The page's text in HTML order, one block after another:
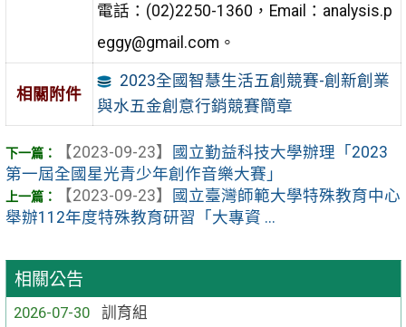
相關公告
2026-07-30
訓育組
電話：(02)2250-1360，Email：analysis.p
eggy@gmail.com。
相關附件
2023全國智慧生活五創競賽-創新創業
與水五金創意行銷競賽簡章
【2023-09-23】
國立勤益科技大學辦理「2023
第一屆全國星光青少年創作音樂大賽」
【2023-09-23】
國立臺灣師範大學特殊教育中心
舉辦112年度特殊教育研習「大專資 ...